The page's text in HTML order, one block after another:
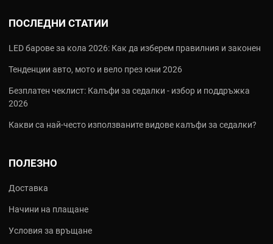
AutoPulse.bg
Discovery & Adventure:Якета и панталони от три слоя,
климатични зони.
Pulse & Urban:Модели с модерна градска визия, които
изглеждат като ежедневно облекло, но крият пълна мото
Еърбег системи:Революционните жилетки Bering C-Protect
Аксесоари:
минусови температури?
ПОСЛЕДНИ СТАТИИ
LED барове за кола 2026: Как да изберем правилния и законен
Тенденции авто, мото и вело през юни 2026
Безплатен чеклист: Калъфи за седалки - избор и поддръжка
2026
Какви са най‑често използваните видове калъфи за седалки?
ПОЛЕЗНО
Доставка
Начини на плащане
Условия за връщане